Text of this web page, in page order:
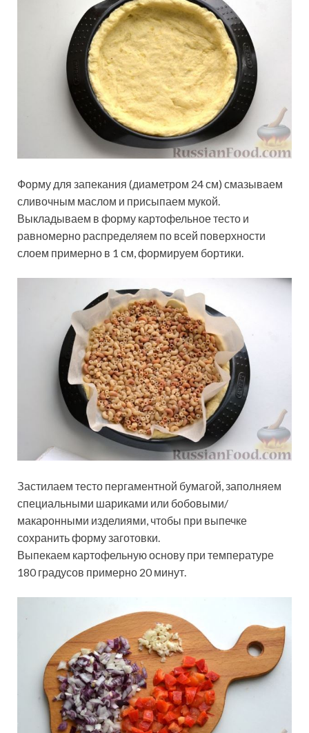
Форму для запекания (диаметром 24 см) смазываем
сливочным маслом и присыпаем мукой.
Выкладываем в форму картофельное тесто и
равномерно распределяем по всей поверхности
слоем примерно в 1 см, формируем бортики.
Застилаем тесто пергаментной бумагой, заполняем
специальными шариками или бобовыми/
макаронными изделиями, чтобы при выпечке
сохранить форму заготовки.
Выпекаем картофельную основу при температуре
180 градусов примерно 20 минут.